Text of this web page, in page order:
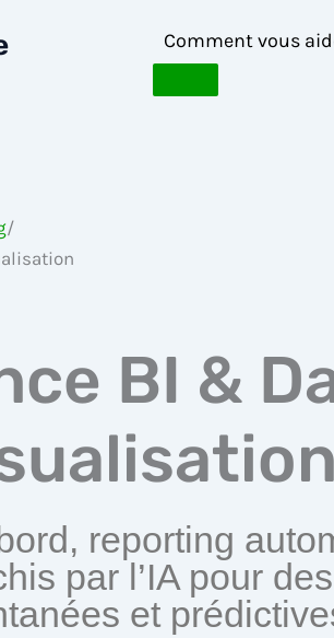
Comment vous
/
BI &
reporting
par l’IA pour
et